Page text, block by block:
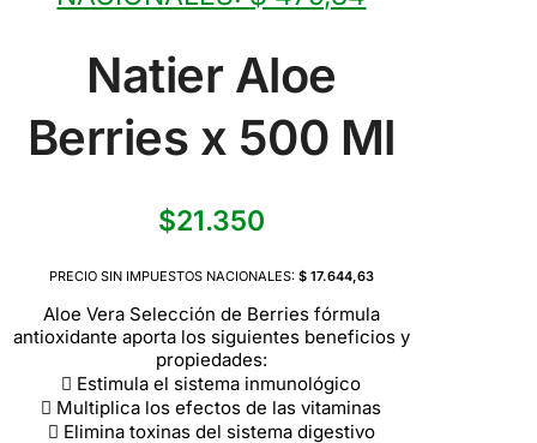
Natier Aloe
Berries x 500 Ml
$21.350
PRECIO SIN IMPUESTOS NACIONALES: $ 17.644,63
Aloe Vera Selección de Berries fórmula
antioxidante aporta los siguientes beneficios y
propiedades:
 Estimula el sistema inmunológico
 Multiplica los efectos de las vitaminas
 Elimina toxinas del sistema digestivo